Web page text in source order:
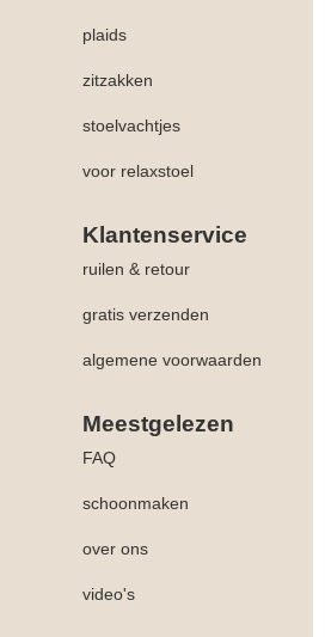
plaids
zitzakken
stoelvachtjes
voor relaxstoel
Klantenservice
ruilen & retour
gratis verzenden
algemene voorwaarden
Meestgelezen
FAQ
schoonmaken
over ons
video's